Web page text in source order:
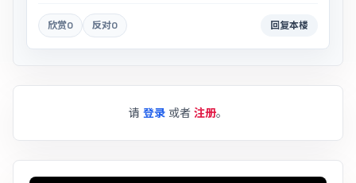
欣赏0 反对0 回复本楼
请 登录 或者 注册。